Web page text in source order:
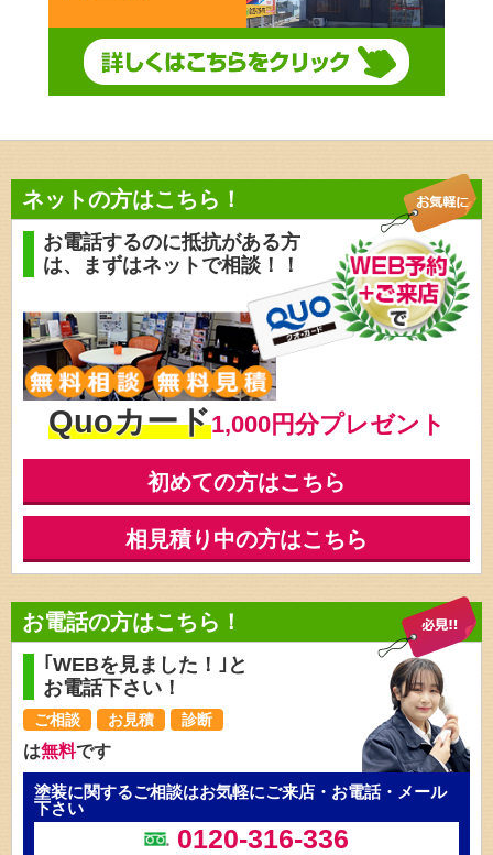
ネットの方はこちら！
お電話するのに抵抗がある方
は、
まずはネットで相談！！
Quoカード1,000円分プレゼント
初めての方はこちら
相見積り中の方はこちら
お電話の方はこちら！
｢WEBを見ました！｣と
お電話下さい！
ご相談 お見積 診断
は無料です
塗装に関するご相談はお気軽にご来店・お電話・メール
下さい
0120-316-336